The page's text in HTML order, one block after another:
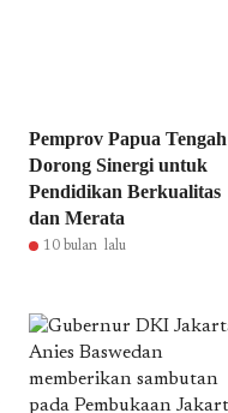
Pemprov Papua Tengah
Dorong Sinergi untuk
Pendidikan Berkualitas
dan Merata
10 bulan lalu